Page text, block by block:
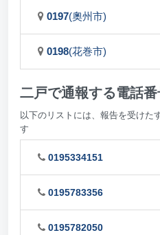
0197(奧州市)
0198(花巻市)
二戸で通報する電話番
以下のリストには、報告を受けた
す
0195334151
0195783356
0195782050